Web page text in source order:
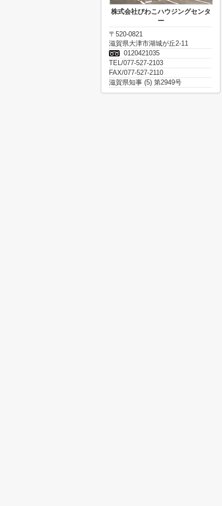
株式会社びわこハウジングセンタ
ー
〒520-0821
滋賀県大津市湖城が丘2-11
0120421035
TEL/077-527-2103
FAX/077-527-2110
滋賀県知事 (5) 第2949号